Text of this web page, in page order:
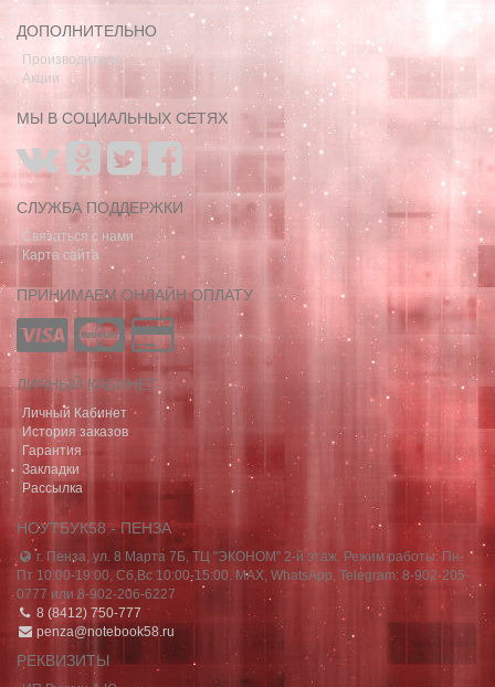
ДОПОЛНИТЕЛЬНО
Производители
Акции
МЫ В СОЦИАЛЬНЫХ СЕТЯХ
СЛУЖБА ПОДДЕРЖКИ
Связаться с нами
Карта сайта
ПРИНИМАЕМ ОНЛАЙН ОПЛАТУ
ЛИЧНЫЙ КАБИНЕТ
Личный Кабинет
История заказов
Гарантия
Закладки
Рассылка
НОУТБУК58 - ПЕНЗА
г. Пенза, ул. 8 Марта 7Б, ТЦ "ЭКОНОМ" 2-й этаж. Режим работы: Пн-
Пт 10:00-19:00, Сб,Вс 10:00-15:00. MAX, WhatsApp, Telegram: 8-902-205-
0777 или 8-902-206-6227
8 (8412) 750-777
penza@notebook58.ru
РЕКВИЗИТЫ